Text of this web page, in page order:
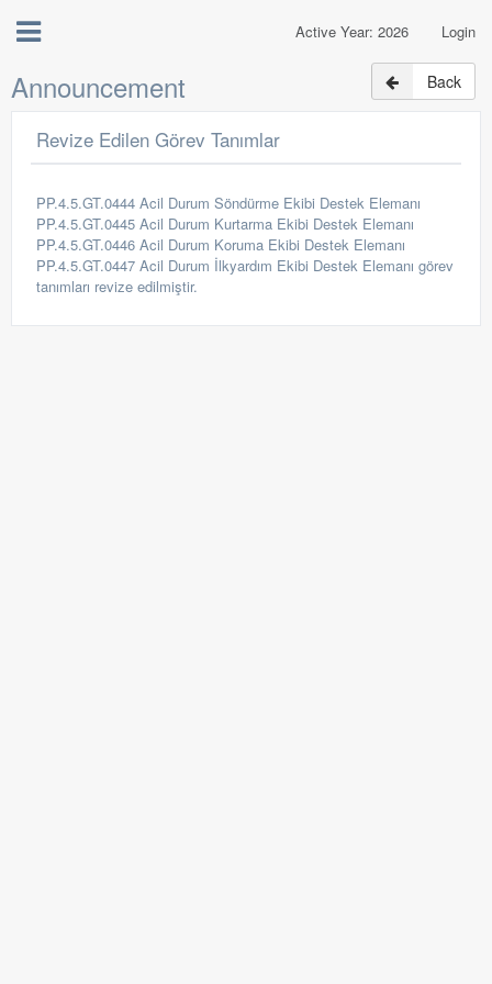
Login
Active Year: 2026
Announcement Back
Revize Edilen Görev Tanımlar
PP.4.5.GT.0444 Acil Durum Söndürme Ekibi Destek Elemanı
PP.4.5.GT.0445 Acil Durum Kurtarma Ekibi Destek Elemanı
PP.4.5.GT.0446 Acil Durum Koruma Ekibi Destek Elemanı
PP.4.5.GT.0447 Acil Durum İlkyardım Ekibi Destek Elemanı görev
tanımları revize edilmiştir.